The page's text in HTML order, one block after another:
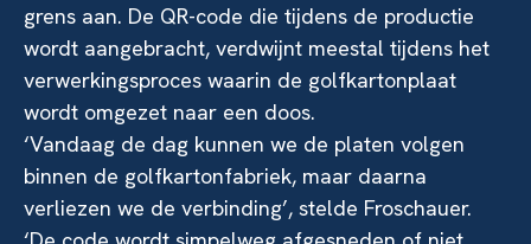
grens aan. De QR-code die tijdens de productie
wordt aangebracht, verdwijnt meestal tijdens het
verwerkingsproces waarin de golfkartonplaat
wordt omgezet naar een doos.
‘Vandaag de dag kunnen we de platen volgen
binnen de golfkartonfabriek, maar daarna
verliezen we de verbinding’, stelde Froschauer.